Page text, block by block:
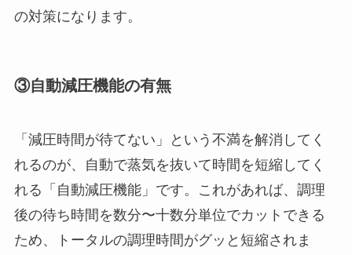
の対策になります。
③自動減圧機能の有無
「減圧時間が待てない」という不満を解消してく
れるのが、自動で蒸気を抜いて時間を短縮してく
れる「自動減圧機能」です。これがあれば、調理
後の待ち時間を数分〜十数分単位でカットできる
ため、トータルの調理時間がグッと短縮されま